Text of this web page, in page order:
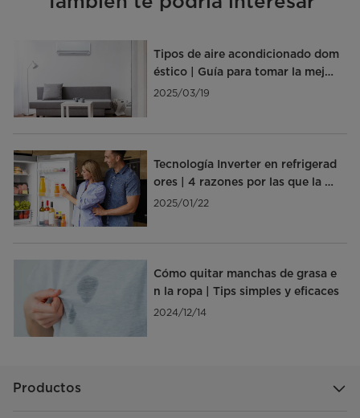
Tipos de aire acondicionado dom
éstico | Guía para tomar la mejor
decisión
2025/03/19
Tecnología Inverter en refrigerad
ores | 4 razones por las que la ne
cesitas
2025/01/22
Cómo quitar manchas de grasa e
n la ropa | Tips simples y eficaces
2024/12/14
Productos